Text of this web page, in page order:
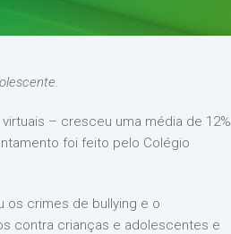
– cresceu uma média de 12%
foi feito pelo Colégio
os crimes de bullying e o
contra crianças e adolescentes e